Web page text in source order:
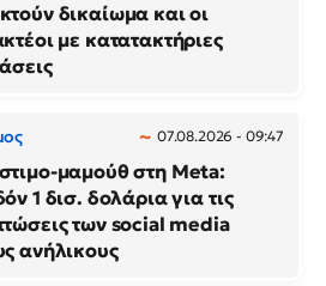
δικαίωμα και οι
με κατατακτήριες
07.08.2026 - 09:47
μαμούθ στη Meta:
1 δισ. δολάρια για τις
των social media
ανήλικους